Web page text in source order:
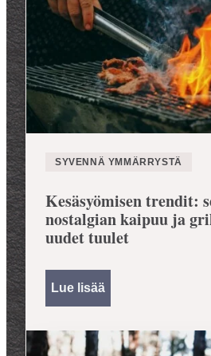
SYVENNÄ YMMÄRRYSTÄ
Kesäsyömisen trendit:
nostalgian kaipuu ja
uudet tuulet
Lue lisää